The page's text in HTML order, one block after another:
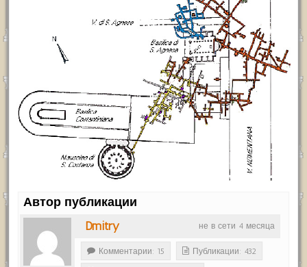
Автор публикации
не в сети 4 месяца
Dmitry
Комментарии: 15 Публикации: 432